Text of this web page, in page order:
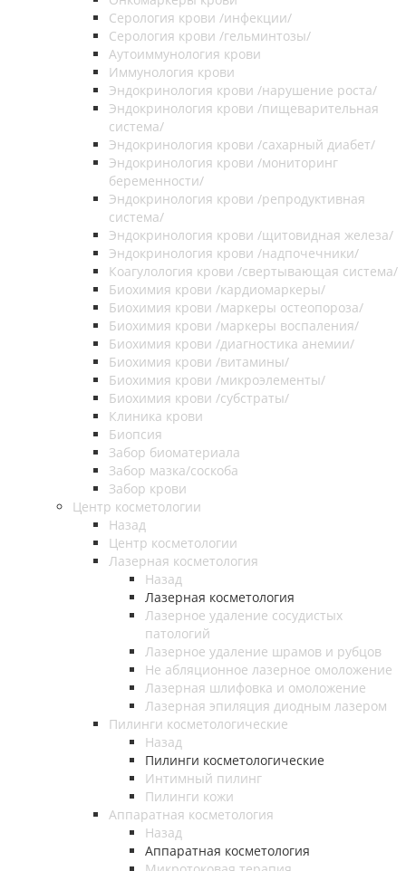
Серология крови /инфекции/
Серология крови /гельминтозы/
Аутоиммунология крови
Иммунология крови
Эндокринология крови /нарушение роста/
Эндокринология крови /пищеварительная
система/
Эндокринология крови /сахарный диабет/
Эндокринология крови /мониторинг
беременности/
Эндокринология крови /репродуктивная
система/
Эндокринология крови /щитовидная железа/
Эндокринология крови /надпочечники/
Коагулология крови /свертывающая система/
Биохимия крови /кардиомаркеры/
Биохимия крови /маркеры остеопороза/
Биохимия крови /маркеры воспаления/
Биохимия крови /диагностика анемии/
Биохимия крови /витамины/
Биохимия крови /микроэлементы/
Биохимия крови /субстраты/
Клиника крови
Биопсия
Забор биоматериала
Забор мазка/соскоба
Забор крови
Центр косметологии
Назад
Центр косметологии
Лазерная косметология
Назад
Лазерная косметология
Лазерное удаление сосудистых
патологий
Лазерное удаление шрамов и рубцов
Не абляционное лазерное омоложение
Лазерная шлифовка и омоложение
Лазерная эпиляция диодным лазером
Пилинги косметологические
Назад
Пилинги косметологические
Интимный пилинг
Пилинги кожи
Аппаратная косметология
Назад
Аппаратная косметология